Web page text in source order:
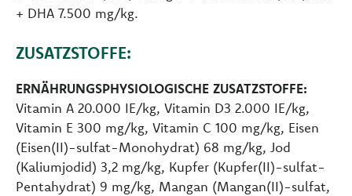
+ DHA 7.500 mg/kg.
ZUSATZSTOFFE:
ERNÄHRUNGSPHYSIOLOGISCHE ZUSATZSTOFFE:
Vitamin A 20.000 IE/kg, Vitamin D3 2.000 IE/kg,
Vitamin E 300 mg/kg, Vitamin C 100 mg/kg, Eisen
(Eisen(II)-sulfat-Monohydrat) 68 mg/kg, Jod
(Kaliumjodid) 3,2 mg/kg, Kupfer (Kupfer(II)-sulfat-
Pentahydrat) 9 mg/kg, Mangan (Mangan(II)-sulfat,